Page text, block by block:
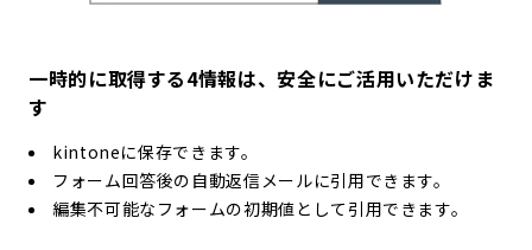
一時的に取得する4情報は、安全にご活用いただけま
す
kintoneに保存できます。
フォーム回答後の自動返信メールに引用できます。
編集不可能なフォームの初期値として引用できます。